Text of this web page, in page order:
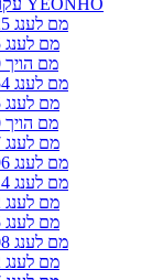
עקוויוואַלענט YEONHO
1.25 מם לענג
1.5 מם לענג
2.0 מם הויך
2.54 מם לענג
2.5 מם לענג
3.0 מם הויך
3.7 מם לענג
3.96 מם לענג
4.14 מם לענג
4.2 מם לענג
4.5 מם לענג
5.08 מם לענג
6.2 מם לענג